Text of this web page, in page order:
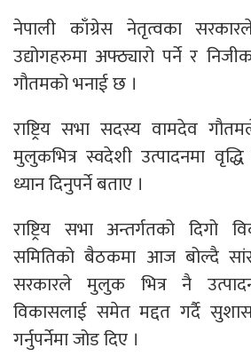
नेपाली काँग्रेस नेतृत्वका
उद्योगहरुमा अफ्ठ्यारो पर्ने र
गौतमको भनाई छ ।
राष्ट्रिय सभा सदस्य वामदेव
मुलुकभित्र स्वदेशी उत्पादनमा
ध्यान दिनुपर्ने बताए ।
राष्ट्रिय सभा अन्तर्गतको
समितिको बैठकमा आज बोल्दै
सरकारले मुलुक भित्र नै
विकासलाई समेत मद्दत गर्दै
गर्नुपर्नेमा जोड दिए ।